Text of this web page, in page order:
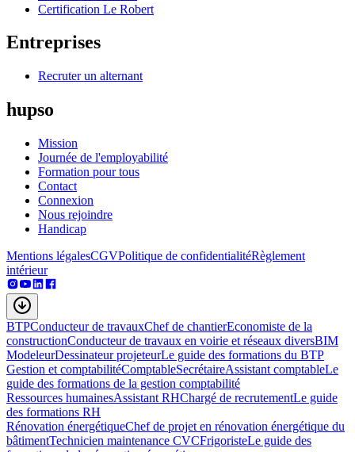
Certification Le Robert
Entreprises
Recruter un alternant
hupso
Mission
Journée de l'employabilité
Formation pour tous
Contact
Connexion
Nous rejoindre
Handicap
Mentions légalesCGVPolitique de confidentialitéRèglement
intérieur
BTPConducteur de travauxChef de chantierEconomiste de la
constructionConducteur de travaux en voirie et réseaux diversBIM
ModeleurDessinateur projeteurLe guide des formations du BTP
Gestion et comptabilitéComptableSecrétaireAssistant comptableLe
guide des formations de la gestion comptabilité
Ressources humainesAssistant RHChargé de recrutementLe guide
des formations RH
Rénovation énergétiqueChef de projet en rénovation énergétique du
bâtimentTechnicien maintenance CVCFrigoristeLe guide des